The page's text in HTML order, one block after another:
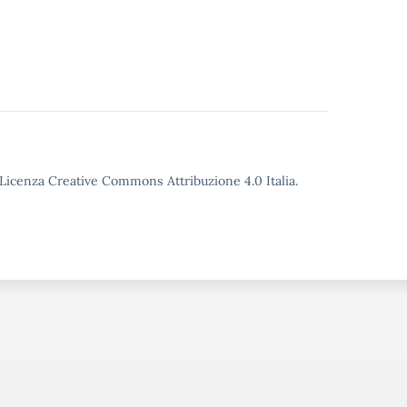
Creative Commons Attribuzione 4.0 Italia.